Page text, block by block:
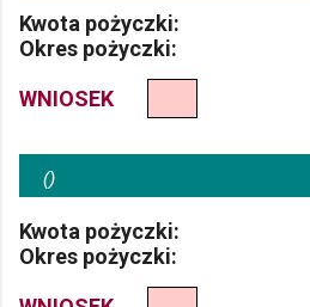
Kwota pożyczki:
Okres pożyczki:
WNIOSEK
()
Kwota pożyczki:
Okres pożyczki: